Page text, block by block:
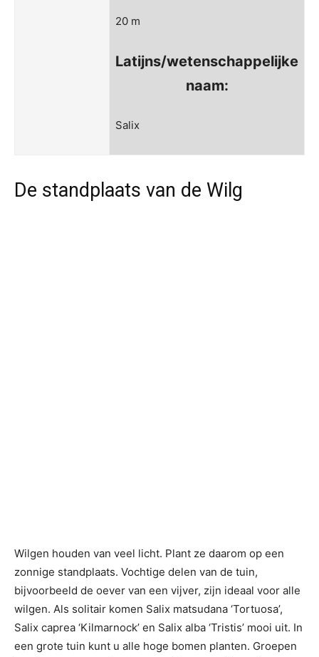
20 m
Latijns/wetenschappelijke
naam:
Salix
De standplaats van de Wilg
Wilgen houden van veel licht. Plant ze daarom op een
zonnige standplaats. Vochtige delen van de tuin,
bijvoorbeeld de oever van een vijver, zijn ideaal voor alle
wilgen. Als solitair komen Salix matsudana ‘Tortuosa’,
Salix caprea ‘Kilmarnock’ en Salix alba ‘Tristis’ mooi uit. In
een grote tuin kunt u alle hoge bomen planten. Groepen